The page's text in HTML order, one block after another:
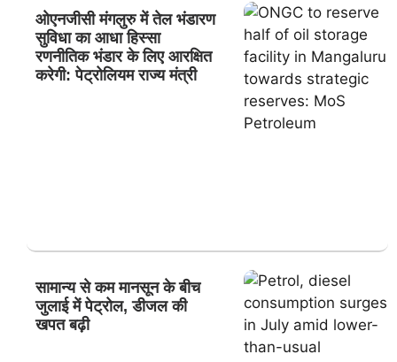
ओएनजीसी मंगलुरु में तेल भंडारण
सुविधा का आधा हिस्सा
रणनीतिक भंडार के लिए आरक्षित
करेगी: पेट्रोलियम राज्य मंत्री
सामान्य से कम मानसून के बीच
जुलाई में पेट्रोल, डीजल की
खपत बढ़ी